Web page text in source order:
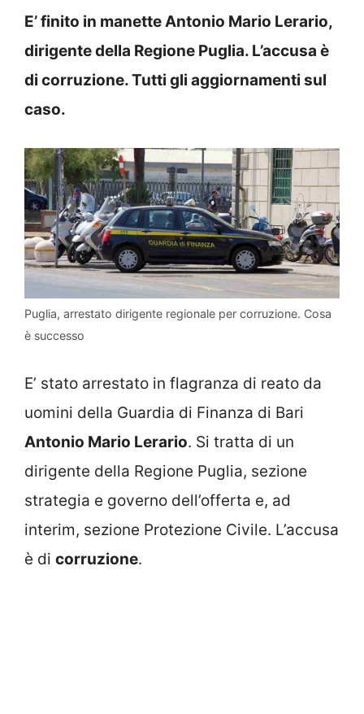
E’ finito in manette Antonio Mario Lerario,
dirigente della Regione Puglia. L’accusa è
di corruzione. Tutti gli aggiornamenti sul
caso.
Puglia, arrestato dirigente regionale per corruzione. Cosa
è successo
E’ stato arrestato in flagranza di reato da
uomini della Guardia di Finanza di Bari
Antonio Mario Lerario. Si tratta di un
dirigente della Regione Puglia, sezione
strategia e governo dell’offerta e, ad
interim, sezione Protezione Civile. L’accusa
è di corruzione.